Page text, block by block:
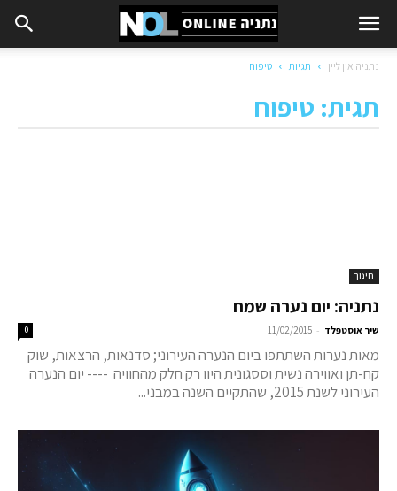
נתניה און ליין תגיות טיפוח
תגית: טיפוח
חינוך
נתניה: יום נערה שמח
שיר אוסטפלד -
11/02/2015
0
מאות נערות השתתפו ביום הנערה העירוני; סדנאות, הרצאות, שוק
קח-תן ואווירה נשית וססגונית היוו רק חלק מהחוויה ---- יום הנערה
העירוני לשנת 2015, שהתקיים השנה במבני...